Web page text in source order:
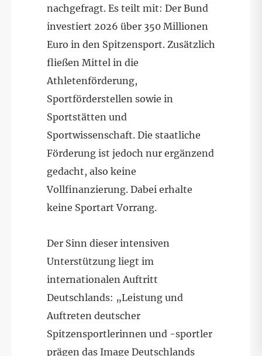
nachgefragt. Es teilt mit: Der Bund
investiert 2026 über 350 Millionen
Euro in den Spitzensport. Zusätzlich
fließen Mittel in die
Athletenförderung,
Sportförderstellen sowie in
Sportstätten und
Sportwissenschaft. Die staatliche
Förderung ist jedoch nur ergänzend
gedacht, also keine
Vollfinanzierung. Dabei erhalte
keine Sportart Vorrang.
Der Sinn dieser intensiven
Unterstützung liegt im
internationalen Auftritt
Deutschlands: „Leistung und
Auftreten deutscher
Spitzensportlerinnen und -sportler
prägen das Image Deutschlands